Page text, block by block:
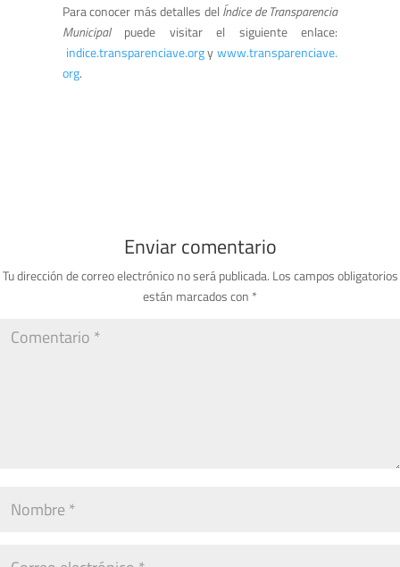
Para conocer más detalles del Índice de Transparencia
Municipalpuede visitar el siguiente enlace:
indice.transparenciave.orgywww.transparenciave.
org.
Enviar comentario
Tu dirección de correo electrónico no será publicada. Los campos obligatorios
están marcados con *